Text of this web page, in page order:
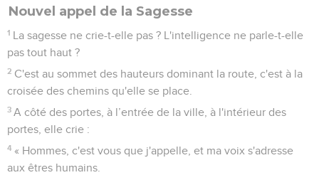
Nouvel appel de la Sagesse
1 La sagesse ne crie-t-elle pas ? L'intelligence ne parle-t-elle
pas tout haut ?
2 C'est au sommet des hauteurs dominant la route, c'est à la
croisée des chemins qu'elle se place.
3 A côté des portes, à l’entrée de la ville, à l'intérieur des
portes, elle crie :
4 « Hommes, c'est vous que j'appelle, et ma voix s'adresse
aux êtres humains.